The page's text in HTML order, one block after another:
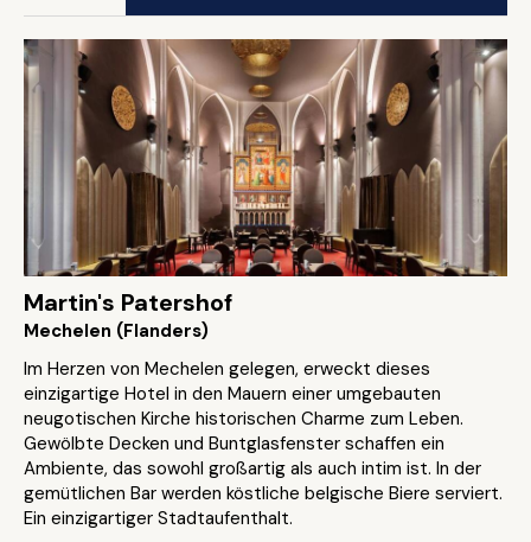
Martin's Patershof
Mechelen (Flanders)
Im Herzen von Mechelen gelegen, erweckt dieses
einzigartige Hotel in den Mauern einer umgebauten
neugotischen Kirche historischen Charme zum Leben.
Gewölbte Decken und Buntglasfenster schaffen ein
Ambiente, das sowohl großartig als auch intim ist. In der
gemütlichen Bar werden köstliche belgische Biere serviert.
Ein einzigartiger Stadtaufenthalt.